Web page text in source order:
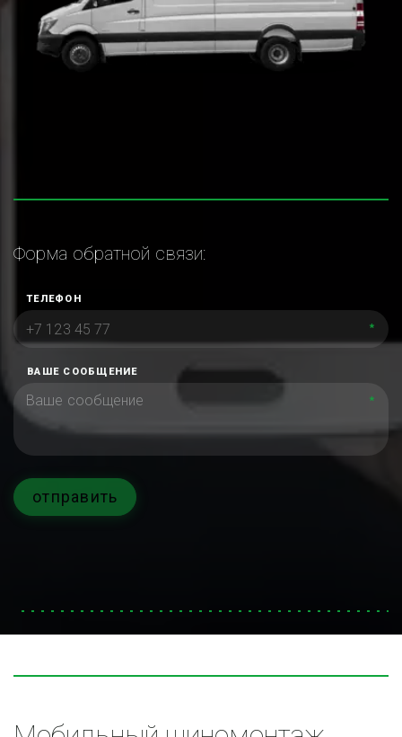
Форма обратной связи:
ТЕЛЕФОН
*
ВАШЕ СООБЩЕНИЕ
*
отправить